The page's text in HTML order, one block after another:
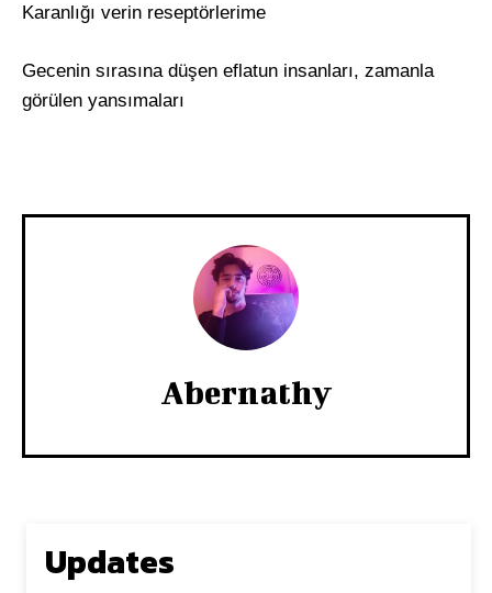
Karanlığı verin reseptörlerime
Gecenin sırasına düşen eflatun insanları, zamanla
görülen yansımaları
Abernathy
Updates